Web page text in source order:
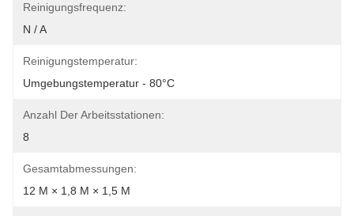
Reinigungsfrequenz:
N / A
Reinigungstemperatur:
Umgebungstemperatur - 80°C
Anzahl Der Arbeitsstationen:
8
Gesamtabmessungen:
12 M × 1,8 M × 1,5 M